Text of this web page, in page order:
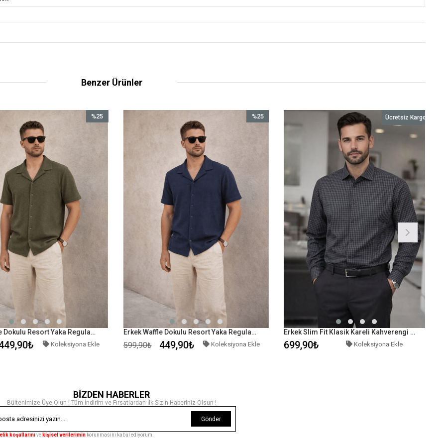
Benzer Ürünler
Erkek Waffle Dokulu Resort Yaka Regular Fit Kısa Kollu Yeşil Gömlek
Koleksiyona Ekle
%25
%25İndirim
Erkek Waffle Dokulu Resort Yaka Regular Fit Kısa Kollu Lacivert Gömlek
449,90₺
599,90₺ Koleksiyona Ekle
%25
Erkek Slim Fit Klasik Kareli Kahverengi Gömlek
699,90₺ Koleksiyona Ekle
Ücretsiz Kargo
BİZDEN HABERLER
Bültenimize Üye Olun ! Tüm İndirim ve Fırsatlardan İlk Sizin Haberiniz Olsun !
Gönder
koşullarınıve kişisel verilerimin korunmasını kabul ediyorum.